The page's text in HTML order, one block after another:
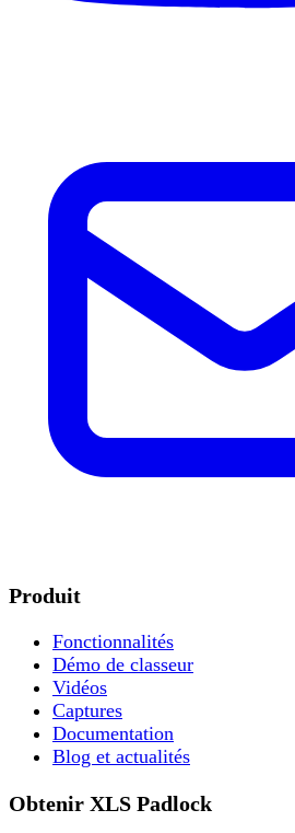
Produit
Fonctionnalités
Démo de classeur
Vidéos
Captures
Documentation
Blog et actualités
Obtenir XLS Padlock